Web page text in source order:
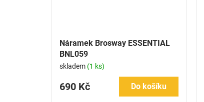
Náramek Brosway ESSENTIAL
BNL059
skladem (1 ks)
690 Kč Do košíku